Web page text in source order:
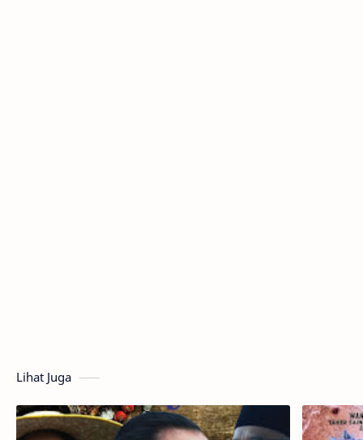
Lihat Juga